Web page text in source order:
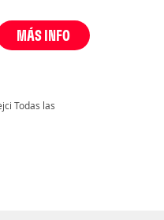
MÁS INFO
Todas las